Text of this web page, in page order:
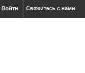
Свяжитесь с нами
Войти